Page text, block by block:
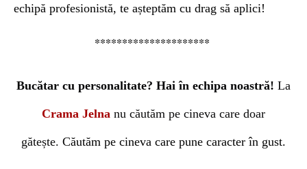
echipă profesionistă, te așteptăm cu drag să aplici!
*********************
Bucătar cu personalitate? Hai în echipa noastră! La
Crama Jelna nu căutăm pe cineva care doar
gătește. Căutăm pe cineva care pune caracter în gust.